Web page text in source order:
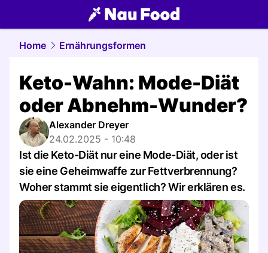
food.NAU.ch
Home Ernährungsformen
Keto-Wahn: Mode-Diät
oder Abnehm-Wunder?
Alexander Dreyer
24.02.2025 - 10:48
Ist die Keto-Diät nur eine Mode-Diät, oder ist
sie eine Geheimwaffe zur Fettverbrennung?
Woher stammt sie eigentlich? Wir erklären es.